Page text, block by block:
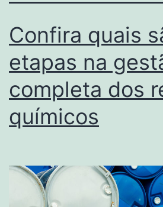
Confira quais
etapas na
completa dos
químicos